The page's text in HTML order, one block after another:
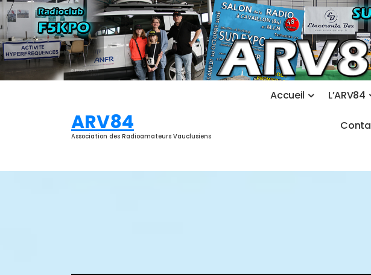
Aller
au
contenu
ARV84
Association des Radioamateurs Vauclusiens
Accueil L’ARV84
Conta